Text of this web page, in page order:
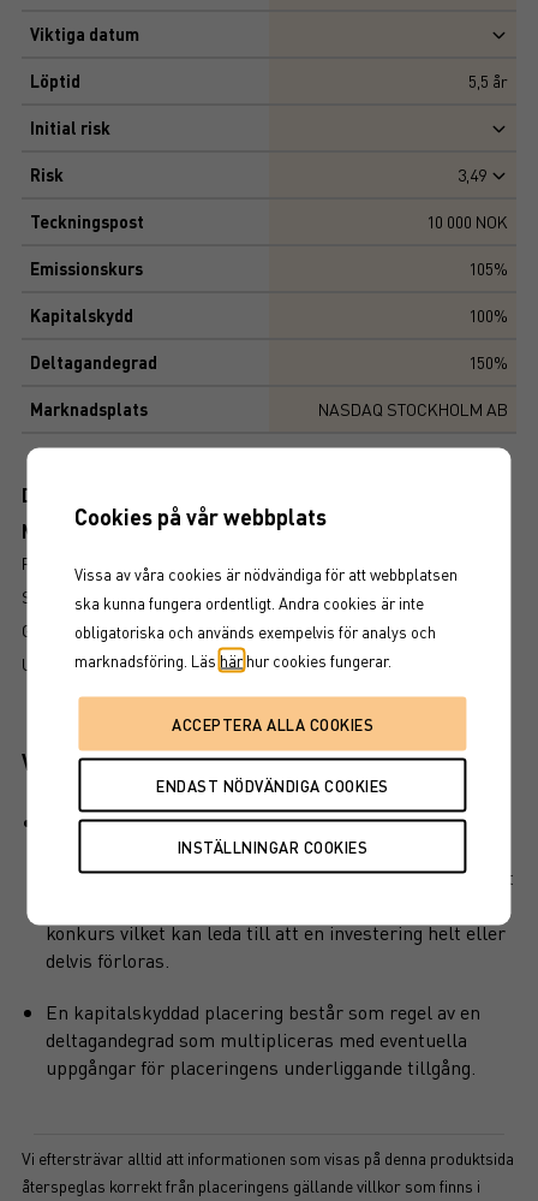
Viktiga datum
Löptid 5,5 år
Initial risk
Risk 3,49
Teckningspost 10 000 NOK
Emissionskurs 105%
Kapitalskydd 100%
Deltagandegrad 150%
Marknadsplats NASDAQ STOCKHOLM AB
Dokument
Mer information om produkten
RISK
SÅ LÄSER DU FAKTABLADET
GRUNDPROSPEKT
UTSKRIFT
Viktiga egenskaper
Produkten har ett visst kapitalskydd, dvs en del av det
investerade kapitalet är skyddat vid löptidens slut. Det
finns en kreditrisk i placeringen som är beroende av att
konkurs vilket kan leda till att en investering helt eller
delvis förloras.
En kapitalskyddad placering består som regel av en
deltagandegrad som multipliceras med eventuella
uppgångar för placeringens underliggande tillgång.
Vi eftersträvar alltid att informationen som visas på denna produktsida
återspeglas korrekt från placeringens gällande villkor som finns i
Cookies på vår webbplats
Vissa av våra cookies är nödvändiga för att webbplatsen
ska kunna fungera ordentligt. Andra cookies är inte
obligatoriska och används exempelvis för analys och
marknadsföring. Läs här hur cookies fungerar.